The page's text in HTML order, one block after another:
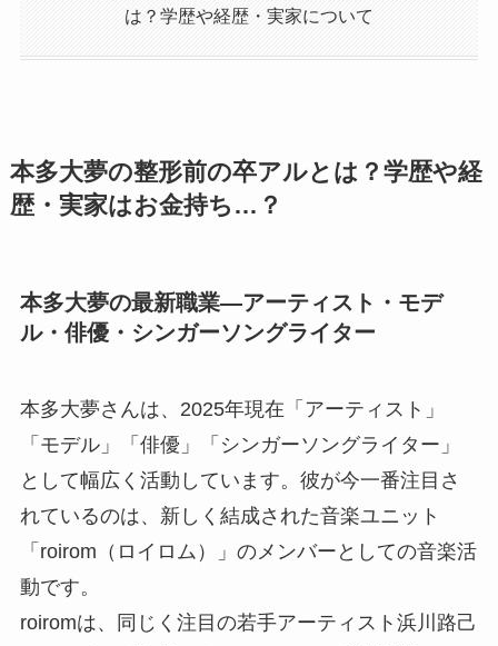
は？学歴や経歴・実家について
本多大夢の整形前の卒アルとは？学歴や経
歴・実家はお金持ち…？
本多大夢の最新職業―アーティスト・モデ
ル・俳優・シンガーソングライター
本多大夢さんは、2025年現在「アーティスト」
「モデル」「俳優」「シンガーソングライター」
として幅広く活動しています。彼が今一番注目さ
れているのは、新しく結成された音楽ユニット
「roirom（ロイロム）」のメンバーとしての音楽活
動です。
roiromは、同じく注目の若手アーティスト浜川路己